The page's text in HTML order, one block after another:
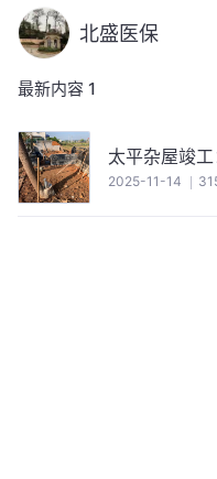
北盛医保
最新内容 1
太平杂屋竣
2025-11-14